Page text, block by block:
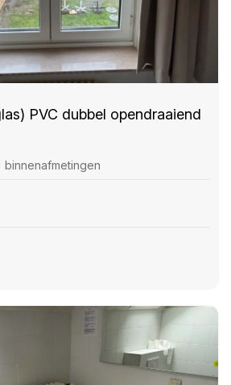
PVC dubbel opendraaiend
binnenafmetingen